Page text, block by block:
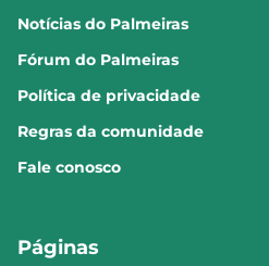
Notícias do Palmeiras
Fórum do Palmeiras
Política de privacidade
Regras da comunidade
Fale conosco
Páginas